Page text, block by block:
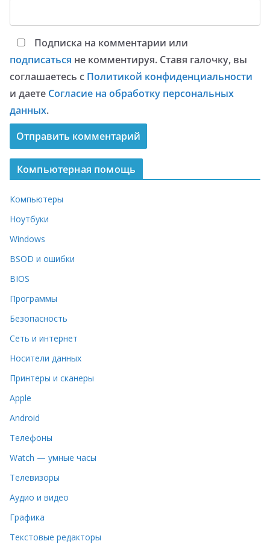
Подписка на комментарии или
подписаться не комментируя. Ставя галочку, вы
соглашаетесь с Политикой конфиденциальности
и даете Согласие на обработку персональных
данных.
Компьютерная помощь
Компьютеры
Ноутбуки
Windows
BSOD и ошибки
BIOS
Программы
Безопасность
Сеть и интернет
Носители данных
Принтеры и сканеры
Apple
Android
Телефоны
Watch — умные часы
Телевизоры
Аудио и видео
Графика
Текстовые редакторы